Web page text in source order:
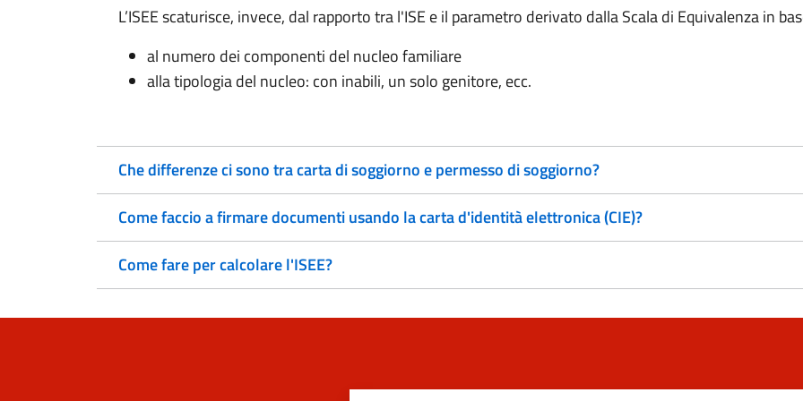
L’ISEE scaturisce, invece, dal rapporto tra l'ISE e il parametro derivato dalla Scala di Equivalenza in
al numero dei componenti del nucleo familiare
alla tipologia del nucleo: con inabili, un solo genitore, ecc.
Che differenze ci sono tra carta di soggiorno e permesso di soggiorno?
Come faccio a firmare documenti usando la carta d'identità elettronica (CIE)?
Come fare per calcolare l'ISEE?